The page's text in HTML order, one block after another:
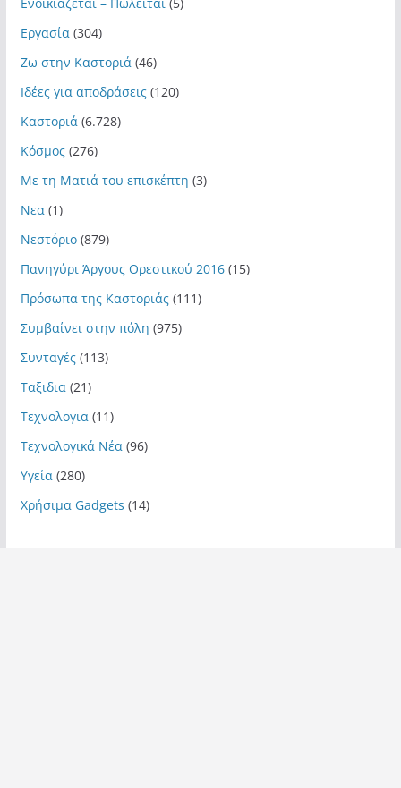
Εργασία (304)
Ζω στην Καστοριά (46)
Ιδέες για αποδράσεις(120)
Καστοριά (6.728)
Κόσμος(276)
Με τη Ματιά του επισκέπτη (3)
Νεα (1)
Νεστόριο(879)
Πανηγύρι Άργους Ορεστικού 2016(15)
Πρόσωπα της Καστοριάς(111)
Συμβαίνει στην πόλη (975)
Συνταγές(113)
Ταξιδια (21)
Τεχνολογια (11)
Τεχνολογικά Νέα (96)
Υγεία (280)
Χρήσιμα Gadgets (14)